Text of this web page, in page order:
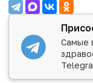
Самые